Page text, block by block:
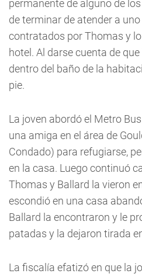
permanente de alguno de
de terminar de atender a
contratados por Thomas y
hotel. Al darse cuenta de
dentro del baño de la
pie.
La joven abordó el Metro
una amiga en el área de
Condado) para refugiarse,
en la casa. Luego continuó
Thomas y Ballard la vieron
escondió en una casa
Ballard la encontraron y le
patadas y la dejaron tirada
La fiscalía efatizó en que la